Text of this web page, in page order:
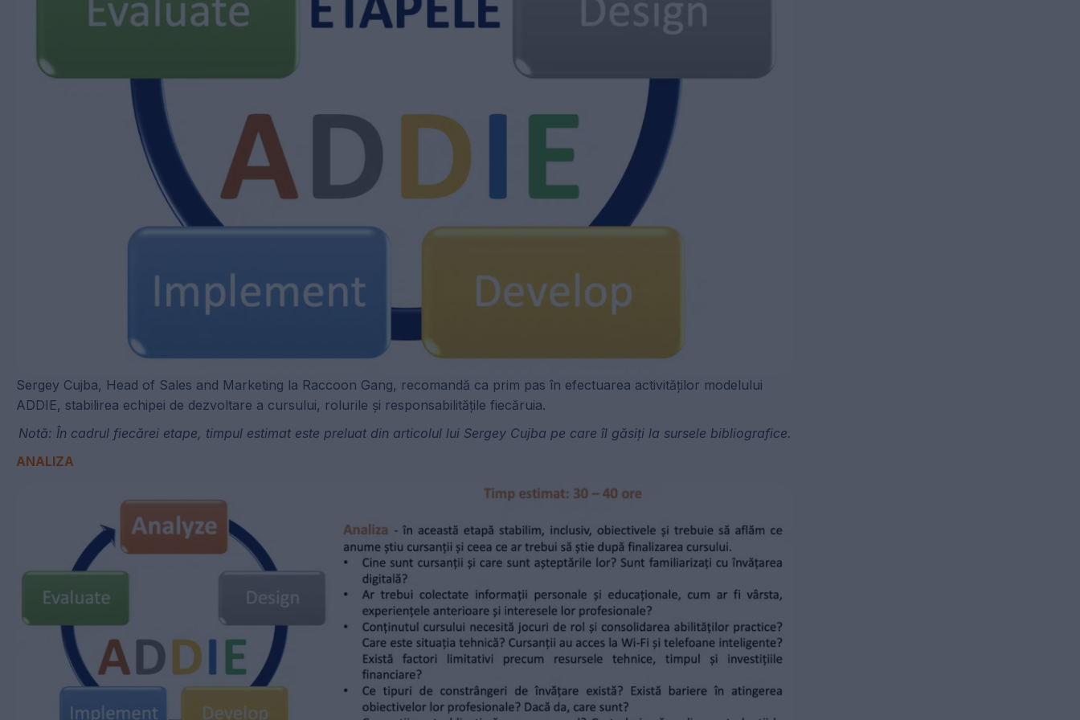
Sergey Cujba, Head of Sales and Marketing la Raccoon Gang, recomandă ca prim pas în efectuarea activităților modelului
ADDIE, stabilirea echipei de dezvoltare a cursului, rolurile și responsabilitățile fiecăruia.
Notă: În cadrul fiecărei etape, timpul estimat este preluat din articolul lui Sergey Cujba pe care îl găsiți la sursele bibliografice.
ANALIZA